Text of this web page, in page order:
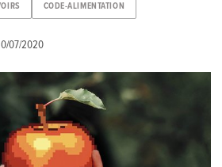
CODE-ALIMENTATION
07/2020